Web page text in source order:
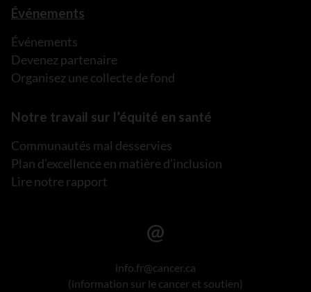
Événements
Événements
Devenez partenaire
Organisez une collecte de fond
Notre travail sur l’équité en santé
Communautés mal desservies
Plan d’excellence en matière d’inclusion
Lire notre rapport
info.fr@cancer.ca
(information sur le cancer et soutien)